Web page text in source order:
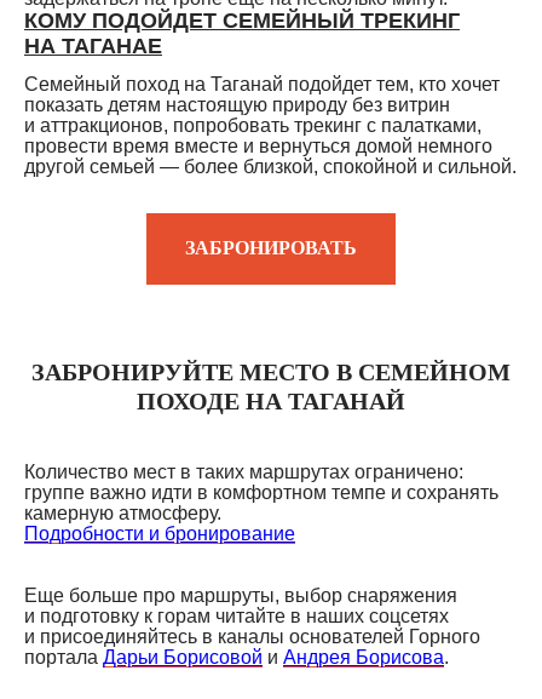
КОМУ ПОДОЙДЕТ СЕМЕЙНЫЙ ТРЕКИНГ
НА ТАГАНАЕ
Семейный поход на Таганай подойдет тем, кто хочет
показать детям настоящую природу без витрин
и аттракционов, попробовать трекинг с палатками,
провести время вместе и вернуться домой немного
другой семьей — более близкой, спокойной и сильной.
ЗАБРОНИРОВАТЬ
ЗАБРОНИРУЙТЕ МЕСТО В СЕМЕЙНОМ
ПОХОДЕ НА ТАГАНАЙ
Количество мест в таких маршрутах ограничено:
группе важно идти в комфортном темпе и сохранять
камерную атмосферу.
Подробности и бронирование
Еще больше про маршруты, выбор снаряжения
и подготовку к горам читайте в наших соцсетях
и присоединяйтесь в каналы основателей Горного
портала Дарьи Борисовой и Андрея Борисова.